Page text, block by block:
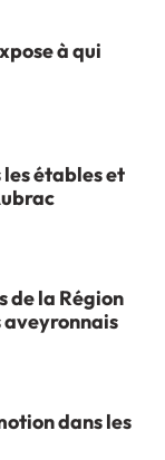
à qui
étables et
de la Région
aveyronnais
dans les